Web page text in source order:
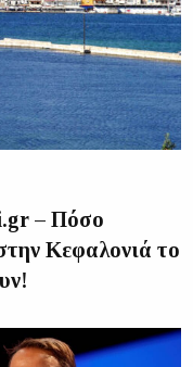
– Πόσο
Κεφαλονιά το